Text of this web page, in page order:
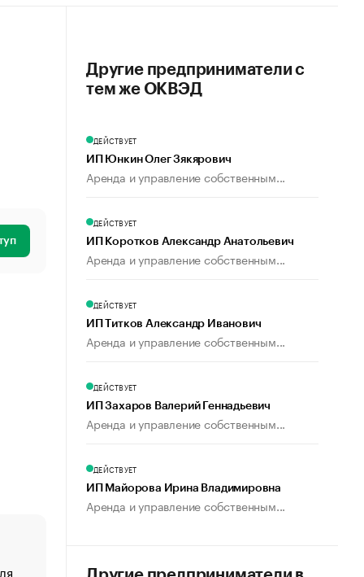
«От спорта тело стареет иначе». Как живет глава
Другие предприниматели с
тем же ОКВЭД
ДЕЙСТВУЕТ
ИП Юнкин Олег Зякярович
Аренда и управление собственным...
ДЕЙСТВУЕТ
ИП Коротков Александр Анатольевич
Аренда и управление собственным...
ДЕЙСТВУЕТ
ИП Титков Александр Иванович
Аренда и управление собственным...
ДЕЙСТВУЕТ
ИП Захаров Валерий Геннадьевич
Аренда и управление собственным...
ДЕЙСТВУЕТ
ИП Майорова Ирина Владимировна
Аренда и управление собственным...